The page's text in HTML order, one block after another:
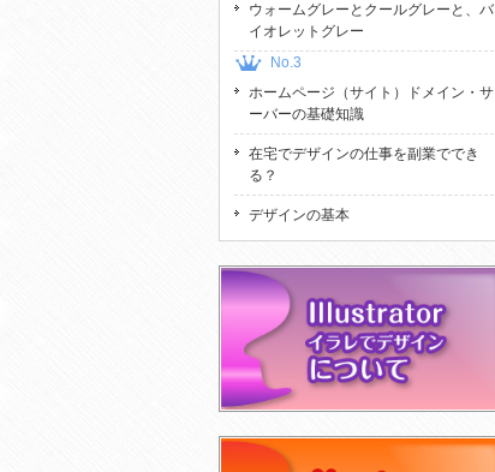
ウォームグレーとクールグレーと、バ
イオレットグレー
No.3
ホームページ（サイト）ドメイン・サ
ーバーの基礎知識
在宅でデザインの仕事を副業ででき
る？
デザインの基本